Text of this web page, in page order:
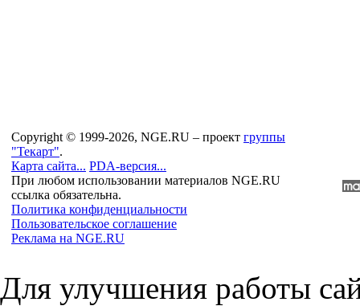
Copyright © 1999-2026, NGE.RU – проект группы
"Текарт".
Карта сайта... PDA-версия...
При любом использовании материалов NGE.RU
ссылка обязательна.
Политика конфиденциальности
Пользовательское соглашение
Реклама на NGE.RU
Для улучшения работы